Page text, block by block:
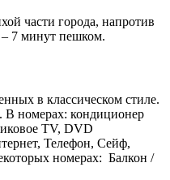
части города, напротив
7 минут пешком.
в классическом стиле.
В номерах: кондиционер
TV, DVD
Телефон, Cейф,
номерах: Балкон /